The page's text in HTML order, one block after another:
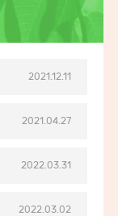
2021.12.11
2021.04.27
2022.03.31
2022.03.02